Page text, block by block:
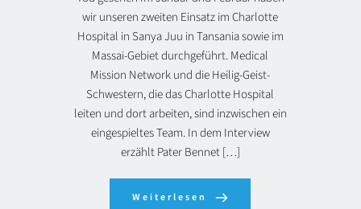
wir unseren zweiten Einsatz im Charlotte
Hospital in Sanya Juu in Tansania sowie im
Massai-Gebiet durchgeführt. Medical
Mission Network und die Heilig-Geist-
Schwestern, die das Charlotte Hospital
leiten und dort arbeiten, sind inzwischen ein
eingespieltes Team. In dem Interview
erzählt Pater Bennet […]
Weiterlesen